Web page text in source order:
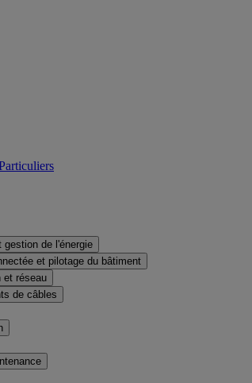
gestion de l'énergie
et pilotage du bâtiment
et réseau
de câbles